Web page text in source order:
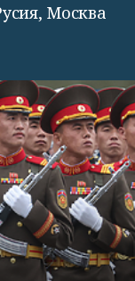
Москва